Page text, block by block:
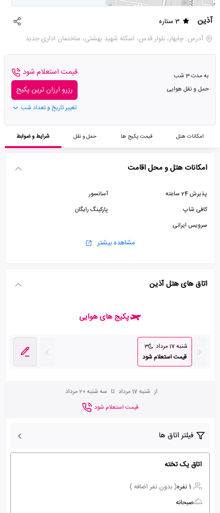
آذین
3 ستاره
آدرس: چابهار، بلوار قدس، اسکله شهید بهشتی، ساختمان اداری جدید
به مدت 3 شب
حمل و نقل هوایی
قیمت استعلام شود
رزرو ارزان ترین پکیج
تغییر تاریخ و تعداد شب
امکانات هتل قیمت پکیج ها حمل و نقل شرایط و ضوابط
امکانات هتل و محل اقامت
پذیرش 24 ساعته
آسانسور
کافی شاپ
پارکینگ رایگان
سرویس ایرانی
مشاهده بیشتر
اتاق های هتل آذین
پکیج های هوایی
شنبه 17 مرداد
3
قیمت استعلام شود
از شنبه 17 مرداد تا سه شنبه 20 مرداد
قیمت استعلام شود
فیلتر اتاق ها
اتاق یک تخته
1 نفره
( بدون نفر اضافه )
صبحانه